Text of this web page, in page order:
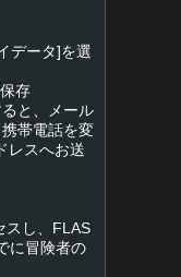
データ]を選
存
と、メール
帯電話を変
レスへお送
スし、FLAS
に冒険者の